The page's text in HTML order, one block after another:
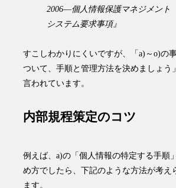
2006―個人情報保護マネジメント
システム要求事項』
すこしわかりにくいですが、「a)～o)の
ついて、手順と管理方法を決めましょう
言われています。
内部規程策定のコツ
例えば、a)の「個人情報の特定する手順
め方でしたら、下記のような方法が考え
ます。